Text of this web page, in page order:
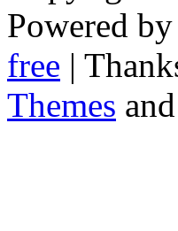
Powered by
free |
Themes and